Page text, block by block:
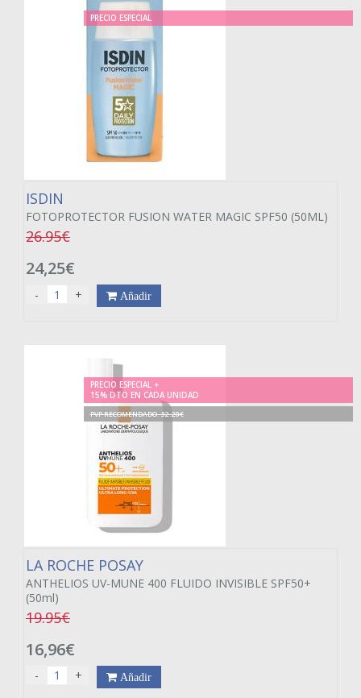
PRECIO ESPECIAL
ISDIN
FOTOPROTECTOR FUSION WATER MAGIC SPF50 (50ML)
26.95€
24,25€
- + Añadir
PRECIO ESPECIAL +
15% DTO EN CADA UNIDAD
PVP RECOMENDADO. 32.20€
LA ROCHE POSAY
ANTHELIOS UV-MUNE 400 FLUIDO INVISIBLE SPF50+
(50ml)
19.95€
16,96€
- + Añadir